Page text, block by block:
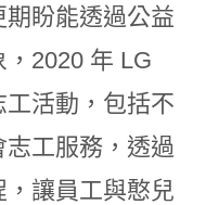
盼能透過公益
2020 年 LG
活動，包括不
工服務，透過
讓員工與憨兒